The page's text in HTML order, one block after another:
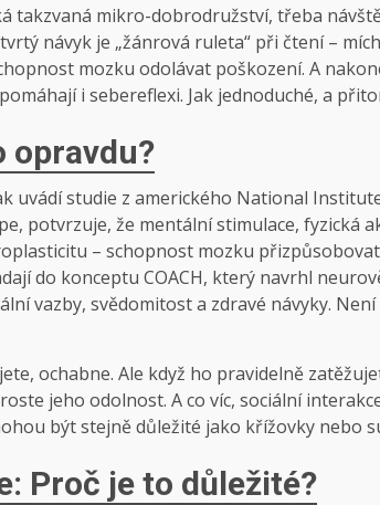
takzvaná mikro-dobrodružství, třeba
návyk je „žánrová ruleta“ při čtení –
mozku odolávat poškození. A
i sebereflexi. Jak jednoduché, a
opravdu?
uvádí studie z amerického National
potvrzuje, že mentální stimulace, fyzická
– schopnost mozku
do konceptu COACH, který navrhl
vazby, svědomitost a zdravé návyky.
ochabne. Ale když ho pravidelně
jeho odolnost. A co víc, sociální
být stejně důležité jako křížovky nebo
Proč je to důležité?